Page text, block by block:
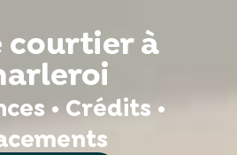
courtier à
• Crédits •